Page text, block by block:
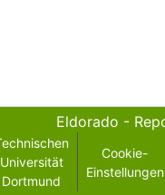
Eldorado -
Universität
Dortmund
Cookie-
Einstellungen